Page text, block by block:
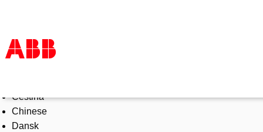
Products & Solutions
Industries
Services
Čeština
Chinese
Dansk